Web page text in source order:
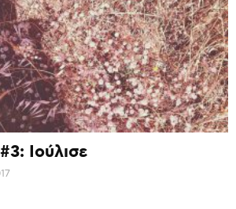
Ιούλισε